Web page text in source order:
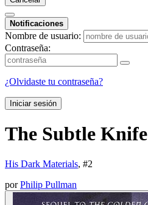
Notificaciones
Nombre de usuario:
Contraseña:
¿Olvidaste tu contraseña?
Iniciar sesión
The Subtle Knife
His Dark Materials, #2
porPhilip Pullman